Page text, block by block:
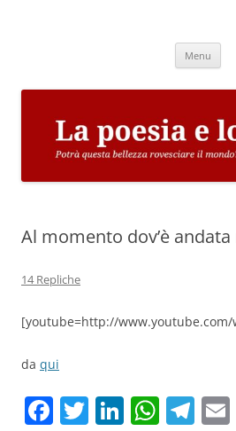
Menu
Al momento dov’è andata
14 Repliche
[youtube=http://www.youtube.com/
da qui
F T Li W T